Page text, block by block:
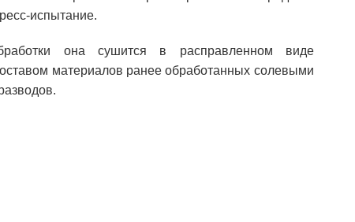
испытание.
она сушится в расправленном виде
материалов ранее обработанных солевыми